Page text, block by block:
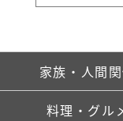
家族・人間
料理・グル